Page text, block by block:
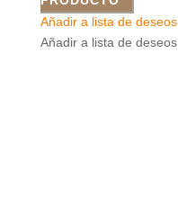
Añadir a lista de deseos
Añadir a lista de deseos